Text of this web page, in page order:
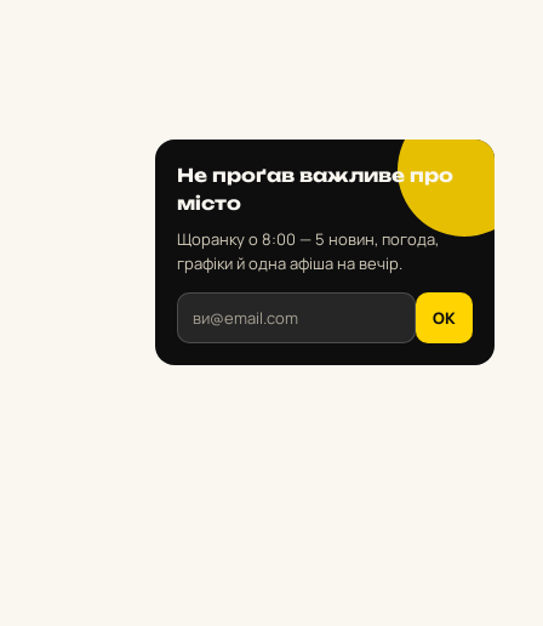
Не проґав важливе про
місто
Щоранку о 8:00 — 5 новин, погода,
графіки й одна афіша на вечір.
OK